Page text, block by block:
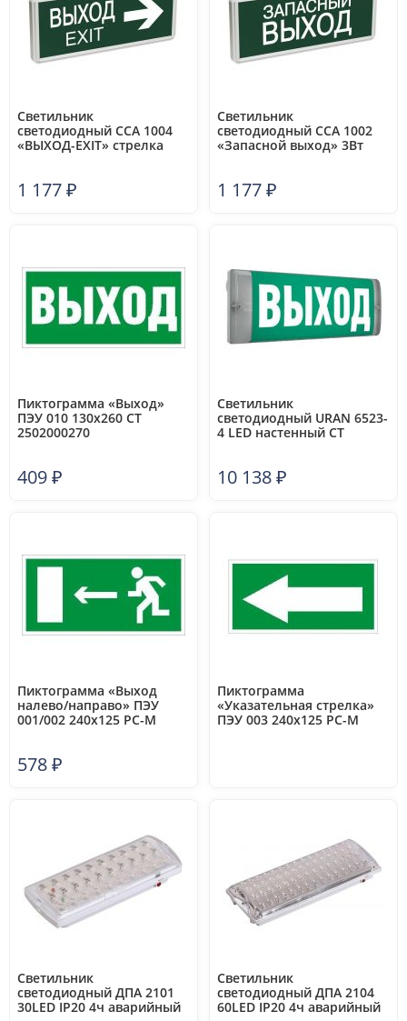
Светильник
светодиодный ССА 1004
«ВЫХОД-EXIT» стрелка
IEK LSSA0-1004-003-K03
1 177₽
Светильник
светодиодный ССА 1002
«Запасной выход» 3Вт
1002-003-K03
1 177₽
Пиктограмма «Выход»
ПЭУ 010 130х260 СТ
2502000270
409₽
Светильник
светодиодный URAN 6523-
4 LED настенный СТ
10 138₽
Пиктограмма «Выход
налево/направо» ПЭУ
001/002 240х125 РС-M
578₽
Пиктограмма
«Указательная стрелка»
ПЭУ 003 240х125 РС-M
Светильник
светодиодный ДПА 2101
30LED IP20 4ч аварийный
Светильник
светодиодный ДПА 2104
60LED IP20 4ч аварийный